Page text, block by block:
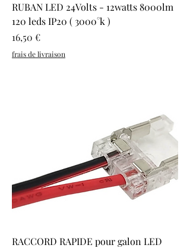
RUBAN LED 24Volts - 12watts 8000lm
120 leds IP20 ( 3000°k )
Prix
16,50 €
frais de livraison
RACCORD RAPIDE pour galon LED